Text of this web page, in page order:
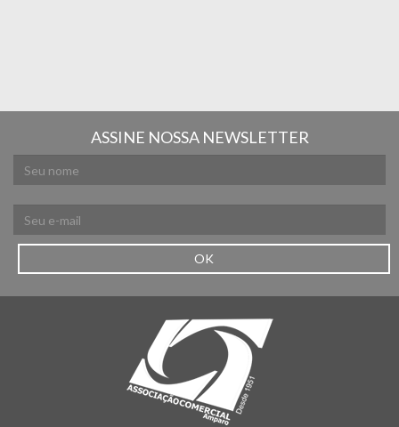
ASSINE NOSSA NEWSLETTER
OK